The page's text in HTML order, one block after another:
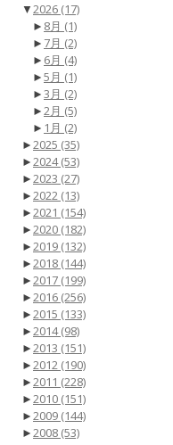
▼2026 (17)
► 8月 (1)
► 7月 (2)
► 6月 (4)
►5月 (1)
►3月 (2)
►2月 (5)
► 1月 (2)
►2025 (35)
►2024(53)
►2023 (27)
►2022 (13)
►2021 (154)
►2020 (182)
►2019 (132)
►2018 (144)
►2017 (199)
►2016 (256)
►2015 (133)
►2014(98)
►2013 (151)
►2012 (190)
►2011 (228)
►2010 (151)
►2009 (144)
►2008 (53)